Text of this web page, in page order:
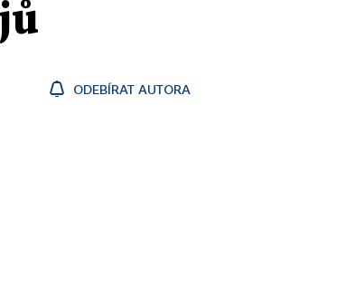
ODEBÍRAT AUTORA